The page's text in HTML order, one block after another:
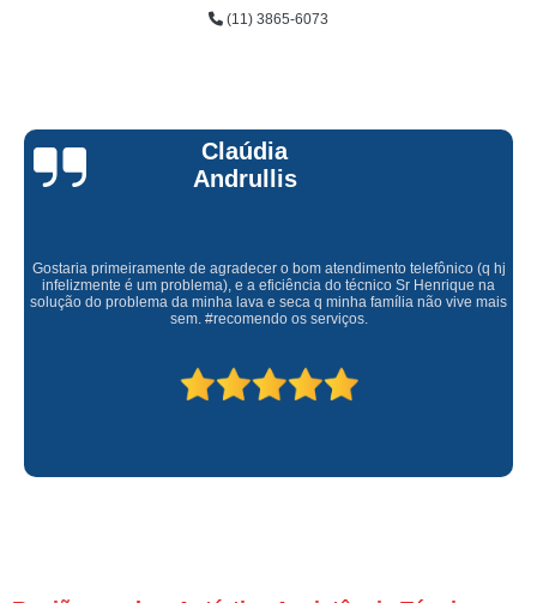
(11) 3865-6073
Claúdia
Andrullis
Gostaria primeiramente de agradecer o bom atendimento telefônico (q hj
infelizmente é um problema), e a eficiência do técnico Sr Henrique na
solução do problema da minha lava e seca q minha família não vive mais
sem. #recomendo os serviços.